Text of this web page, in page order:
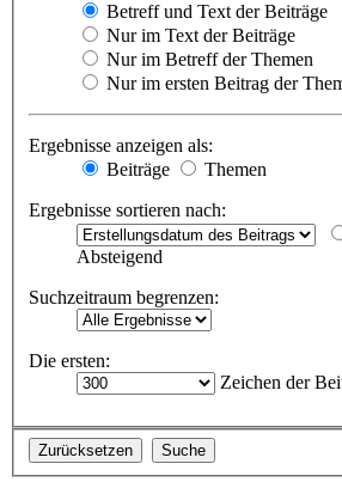
Betreff und Text der Beiträge
Nur im Text der Beiträge
Nur im Betreff der Themen
Nur im ersten Beitrag der
Ergebnisse anzeigen als:
Beiträge
Themen
Ergebnisse sortieren nach:
Absteigend
Suchzeitraum begrenzen:
Die ersten:
Zeichen der